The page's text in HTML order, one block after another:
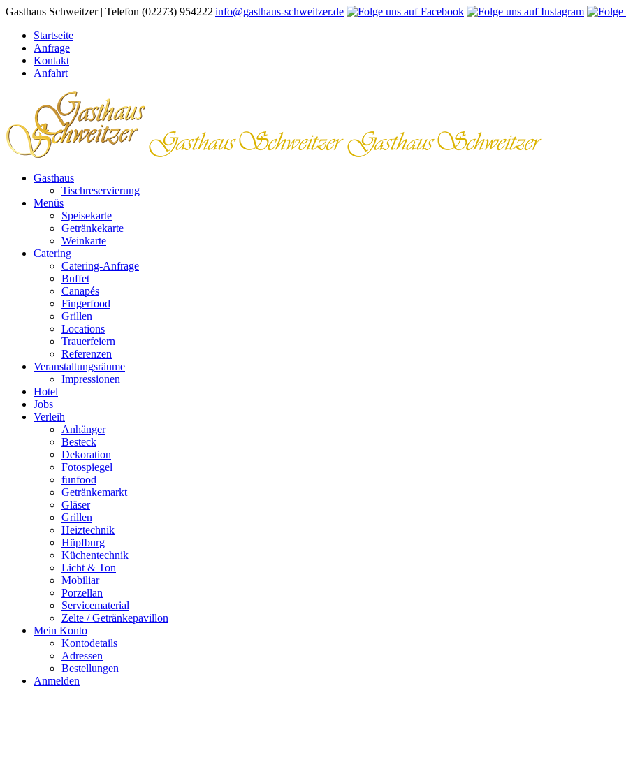
Zum
springen
Gasthaus Schweitzer | Telefon (02273) 954222|info@gasthaus-schweitzer.de
Startseite
Anfrage
Kontakt
Anfahrt
Gasthaus
Tischreservierung
Menüs
Speisekarte
Getränkekarte
Weinkarte
Catering
Catering-Anfrage
Buffet
Canapés
Fingerfood
Grillen
Locations
Trauerfeiern
Referenzen
Veranstaltungsräume
Impressionen
Hotel
Jobs
Verleih
Anhänger
Besteck
Dekoration
Fotospiegel
funfood
Getränkemarkt
Gläser
Grillen
Heiztechnik
Hüpfburg
Küchentechnik
Licht & Ton
Mobiliar
Porzellan
Servicematerial
Zelte / Getränkepavillon
Mein Konto
Kontodetails
Adressen
Bestellungen
Anmelden